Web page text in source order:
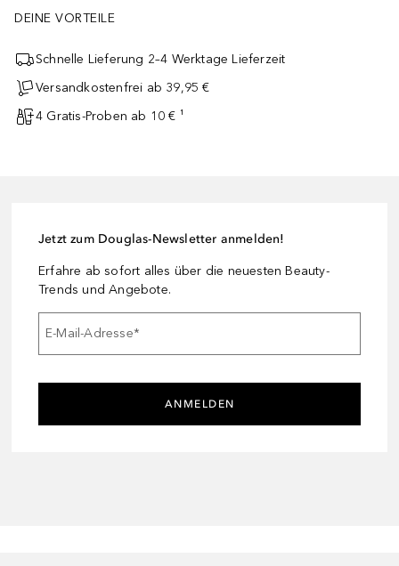
DEINE VORTEILE
Schnelle Lieferung 2–4 Werktage Lieferzeit
Versandkostenfrei ab 39,95 €
4 Gratis-Proben ab 10 € ¹
Jetzt zum Douglas-Newsletter anmelden!
Erfahre ab sofort alles über die neuesten Beauty-
Trends und Angebote.
E-Mail-Adresse*
ANMELDEN